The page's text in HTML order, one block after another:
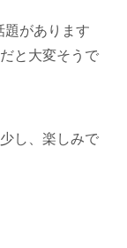
があります
と大変そうで
し、楽しみで